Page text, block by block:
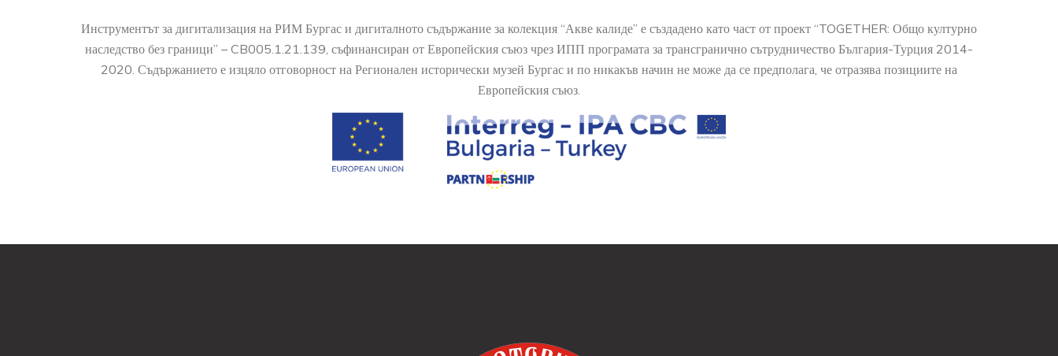
Инструментът за дигитализация на РИМ Бургас и дигиталното съдържание за колекция “Акве калиде” е създадено като част от проект “TOGETHER: Общо културно
наследство без граници” – CB005.1.21.139, съфинансиран от Европейския съюз чрез ИПП програмата за трансгранично сътрудничество България-Турция 2014-
2020. Съдържанието е изцяло отговорност на Регионален исторически музей Бургас и по никакъв начин не може да се предполага, че отразява позициите на
Европейския съюз.